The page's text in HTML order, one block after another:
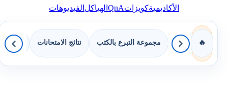
الأكاديميةكويزاتQnAالهياكل الفيديوهات
🔥 مجموعة التبرع بالكتب نتائج الامتحانات